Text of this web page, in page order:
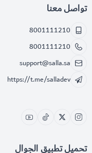
تواصل معنا
8001111210
8001111210
support@salla.sa
https://t.me/salladev
تحميل تطبيق الجوال